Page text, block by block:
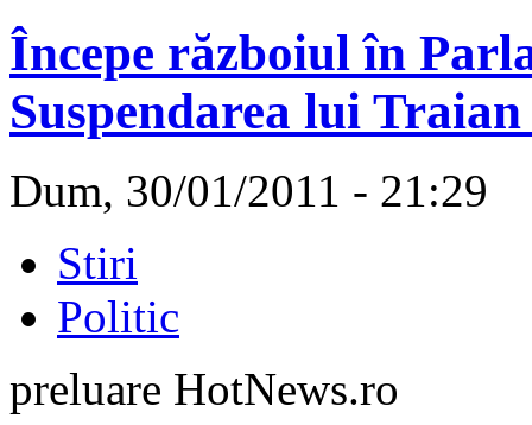
Începe războiul în
Suspendarea lui Traian
Dum, 30/01/2011 - 21:29
Stiri
Politic
preluare HotNews.ro